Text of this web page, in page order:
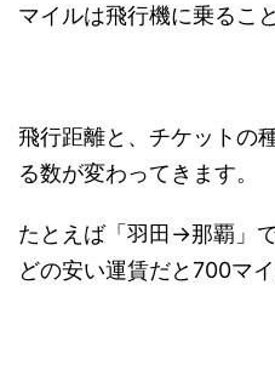
マイルは飛行機に乗るこ
飛行距離と、チケットの
る数が変わってきます。
たとえば「羽田→那覇」
どの安い運賃だと700マイ